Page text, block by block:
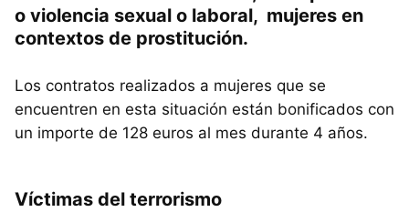
o violencia sexual o laboral, mujeres en
contextos de prostitución.
Los contratos realizados a mujeres que se
encuentren en esta situación están bonificados con
un importe de 128 euros al mes durante 4 años.
Víctimas del terrorismo